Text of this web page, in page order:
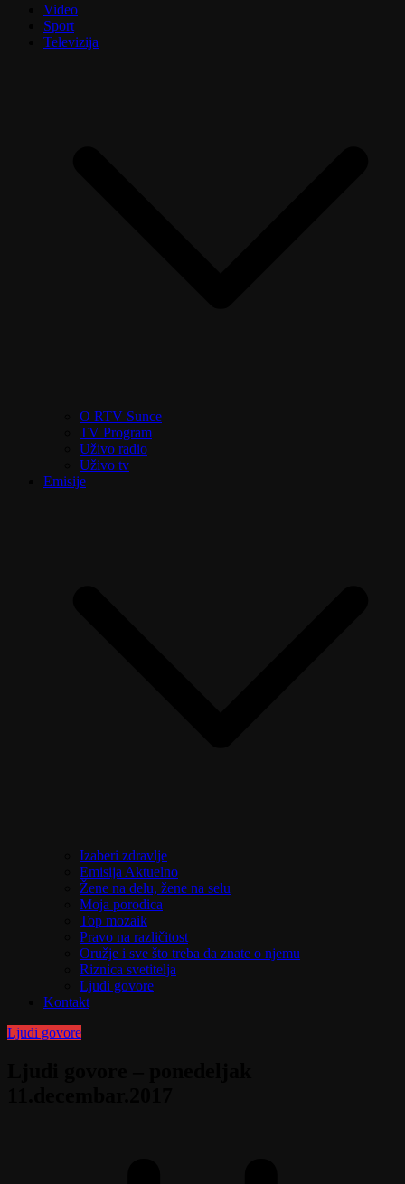
Video
Sport
Televizija
O RTV Sunce
TV Program
Uživo radio
Uživo tv
Emisije
Izaberi zdravlje
Emisija Aktuelno
Žene na delu, žene na selu
Moja porodica
Top mozaik
Pravo na različitost
Oružje i sve što treba da znate o njemu
Riznica svetitelja
Ljudi govore
Kontakt
Ljudi govore